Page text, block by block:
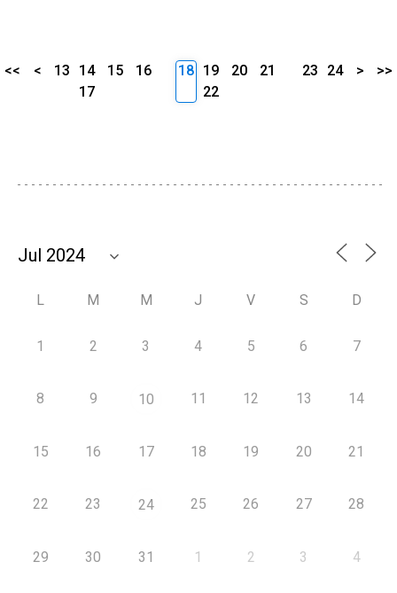
<< < 13 14 15
16
17
18 19 20
21
22
23 24 > >>
L M M J V S D
1 2 3 4 5 6 7
8 9 10 11 12 13 14
15 16 17 18 19 20 21
22 23 24 25 26 27 28
29 30 31 1 2 3 4